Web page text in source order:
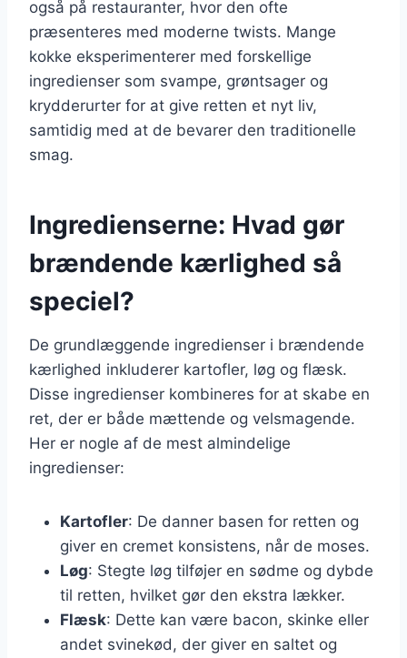
også på restauranter, hvor den ofte
præsenteres med moderne twists. Mange
kokke eksperimenterer med forskellige
ingredienser som svampe, grøntsager og
krydderurter for at give retten et nyt liv,
samtidig med at de bevarer den traditionelle
smag.
Ingredienserne: Hvad gør
brændende kærlighed så
speciel?
De grundlæggende ingredienser i brændende
kærlighed inkluderer kartofler, løg og flæsk.
Disse ingredienser kombineres for at skabe en
ret, der er både mættende og velsmagende.
Her er nogle af de mest almindelige
ingredienser:
Kartofler: De danner basen for retten og
giver en cremet konsistens, når de moses.
Løg: Stegte løg tilføjer en sødme og dybde
til retten, hvilket gør den ekstra lækker.
Flæsk: Dette kan være bacon, skinke eller
andet svinekød, der giver en saltet og